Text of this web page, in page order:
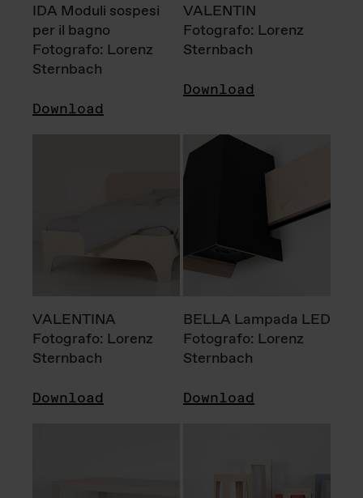
IDA Moduli sospesi
per il bagno
Fotografo: Lorenz
Sternbach
Download
VALENTIN
Fotografo: Lorenz
Sternbach
Download
VALENTINA
Fotografo: Lorenz
Sternbach
Download
BELLA Lampada LED
Fotografo: Lorenz
Sternbach
Download